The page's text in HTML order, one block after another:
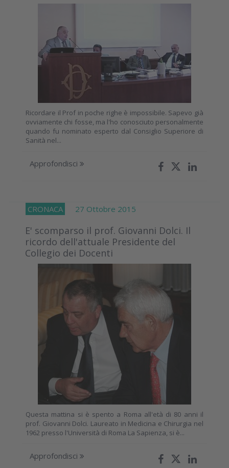
Ricordare il Prof in poche righe è impossibile. Sapevo già
ovviamente chi fosse, ma l'ho conosciuto personalmente
quando fu nominato esperto dal Consiglio Superiore di
Sanità nel...
Approfondisci
CRONACA 27 Ottobre 2015
E' scomparso il prof. Giovanni Dolci. Il
ricordo dell'attuale Presidente del
Collegio dei Docenti
Questa mattina si è spento a Roma all'età di 80 anni il
prof. Giovanni Dolci. Laureato in Medicina e Chirurgia nel
1962 presso l'Università di Roma La Sapienza, si è...
Approfondisci